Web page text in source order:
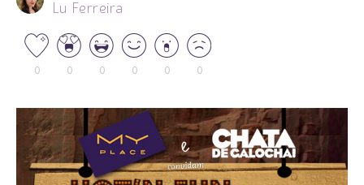
Lu Ferreira
0 0 0 0 0 0